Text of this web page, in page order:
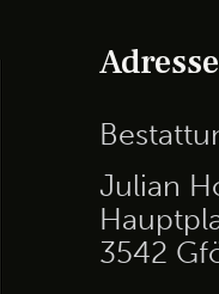
Adresse
Julian
3542